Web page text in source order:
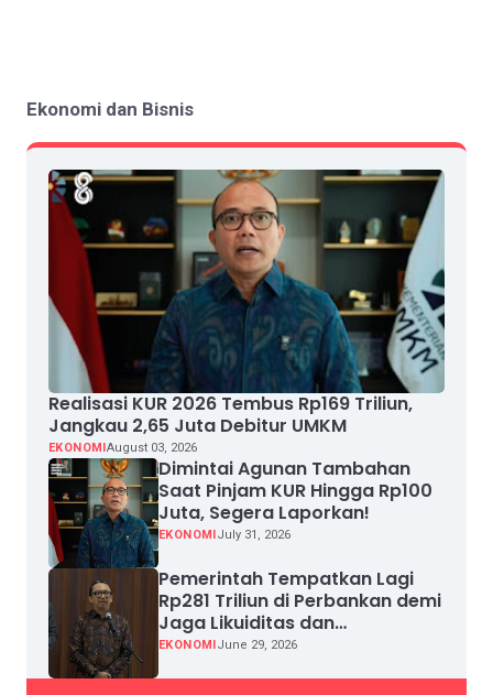
Ekonomi dan Bisnis
Realisasi KUR 2026 Tembus Rp169 Triliun,
Jangkau 2,65 Juta Debitur UMKM
EKONOMIAugust 03, 2026
Dimintai Agunan Tambahan
Saat Pinjam KUR Hingga Rp100
Juta, Segera Laporkan!
EKONOMIJuly 31, 2026
Pemerintah Tempatkan Lagi
Rp281 Triliun di Perbankan demi
Jaga Likuiditas dan
Pertumbuhan Kredit
EKONOMIJune 29, 2026